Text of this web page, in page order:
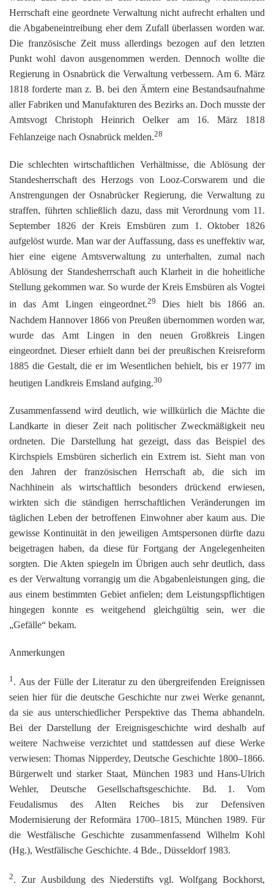
Herrschaft eine geordnete Verwaltung nicht aufrecht erhalten und
die Abgabeneintreibung eher dem Zufall überlassen worden war.
Die französische Zeit muss allerdings bezogen auf den letzten
Punkt wohl davon ausgenommen werden. Dennoch wollte die
Regierung in Osnabrück die Verwaltung verbessern. Am 6. März
1818 forderte man z. B. bei den Ämtern eine Bestandsaufnahme
aller Fabriken und Manufakturen des Bezirks an. Doch musste der
Amtsvogt Christoph Heinrich Oelker am 16. März 1818
Fehlanzeige nach Osnabrück melden.28
Die schlechten wirtschaftlichen Verhältnisse, die Ablösung der
Standesherrschaft des Herzogs von Looz-Corswarem und die
Anstrengungen der Osnabrücker Regierung, die Verwaltung zu
straffen, führten schließlich dazu, dass mit Verordnung vom 11.
September 1826 der Kreis Emsbüren zum 1. Oktober 1826
aufgelöst wurde. Man war der Auffassung, dass es uneffektiv war,
hier eine eigene Amtsverwaltung zu unterhalten, zumal nach
Ablösung der Standesherrschaft auch Klarheit in die hoheitliche
Stellung gekommen war. So wurde der Kreis Emsbüren als Vogtei
in das Amt Lingen eingeordnet.29
Dies hielt bis 1866 an.
Nachdem Hannover 1866 von Preußen übernommen worden war,
wurde das Amt Lingen in den neuen Großkreis Lingen
eingeordnet. Dieser erhielt dann bei der preußischen Kreisreform
1885 die Gestalt, die er im Wesentlichen behielt, bis er 1977 im
heutigen Landkreis Emsland aufging.30
Zusammenfassend wird deutlich, wie willkürlich die Mächte die
Landkarte in dieser Zeit nach politischer Zweckmäßigkeit neu
ordneten. Die Darstellung hat gezeigt, dass das Beispiel des
Kirchspiels Emsbüren sicherlich ein Extrem ist. Sieht man von
den Jahren der französischen Herrschaft ab, die sich im
Nachhinein als wirtschaftlich besonders drückend erwiesen,
wirkten sich die ständigen herrschaftlichen Veränderungen im
täglichen Leben der betroffenen Einwohner aber kaum aus. Die
gewisse Kontinuität in den jeweiligen Amtspersonen dürfte dazu
beigetragen haben, da diese für Fortgang der Angelegenheiten
sorgten. Die Akten spiegeln im Übrigen auch sehr deutlich, dass
es der Verwaltung vorrangig um die Abgabenleistungen ging, die
aus einem bestimmten Gebiet anfielen; dem Leistungspflichtigen
hingegen konnte es weitgehend gleichgültig sein, wer die
„Gefälle“ bekam.
Anmerkungen
1 . Aus der Fülle der Literatur zu den übergreifenden Ereignissen
seien hier für die deutsche Geschichte nur zwei Werke genannt,
da sie aus unterschiedlicher Perspektive das Thema abhandeln.
Bei der Darstellung der Ereignisgeschichte wird deshalb auf
weitere Nachweise verzichtet und stattdessen auf diese Werke
verwiesen: Thomas Nipperdey, Deutsche Geschichte 1800–1866.
Bürgerwelt und starker Staat, München 1983 und Hans-Ulrich
Wehler, Deutsche Gesellschaftsgeschichte. Bd. 1. Vom
Feudalismus des Alten Reiches bis zur Defensiven
Modernisierung der Reformära 1700–1815, München 1989. Für
die Westfälische Geschichte zusammenfassend Wilhelm Kohl
(Hg.), Westfälische Geschichte. 4 Bde., Düsseldorf 1983.
2. Zur Ausbildung des Niederstifts vgl. Wolfgang Bockhorst,